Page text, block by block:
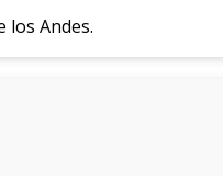
los Andes.